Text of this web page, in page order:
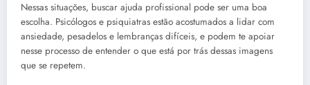
Nessas situações, buscar ajuda profissional pode ser uma boa
escolha. Psicólogos e psiquiatras estão acostumados a lidar com
ansiedade, pesadelos e lembranças difíceis, e podem te apoiar
nesse processo de entender o que está por trás dessas imagens
que se repetem.